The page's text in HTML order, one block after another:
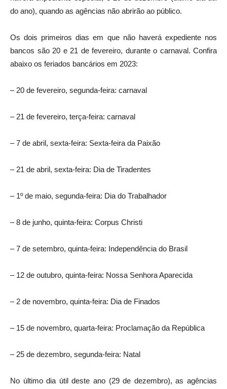
do ano), quando as agências não abrirão ao público.
Os dois primeiros dias em que não haverá expediente nos
bancos são 20 e 21 de fevereiro, durante o carnaval. Confira
abaixo os feriados bancários em 2023:
– 20 de fevereiro, segunda-feira: carnaval
– 21 de fevereiro, terça-feira: carnaval
– 7 de abril, sexta-feira: Sexta-feira da Paixão
– 21 de abril, sexta-feira: Dia de Tiradentes
– 1º de maio, segunda-feira: Dia do Trabalhador
– 8 de junho, quinta-feira: Corpus Christi
– 7 de setembro, quinta-feira: Independência do Brasil
– 12 de outubro, quinta-feira: Nossa Senhora Aparecida
– 2 de novembro, quinta-feira: Dia de Finados
– 15 de novembro, quarta-feira: Proclamação da República
– 25 de dezembro, segunda-feira: Natal
No último dia útil deste ano (29 de dezembro), as agências